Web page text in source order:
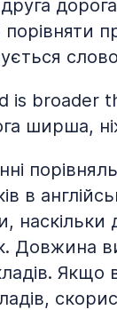
друга
is broader
ширша,
в
наскільки
Довжина
Якщо